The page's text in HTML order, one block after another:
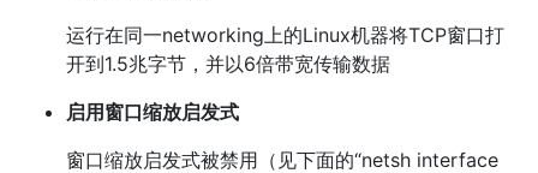
运行在同一networking上的Linux机器将TCP窗口打
开到1.5兆字节，并以6倍带宽传输数据
启用窗口缩放启发式
窗口缩放启发式被禁用（见下面的“netsh interface